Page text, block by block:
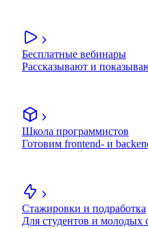
Бесплатные вебинары
Рассказывают и
Школа программистов
Готовим frontend- и
Стажировки и подработка
Для студентов и молодых